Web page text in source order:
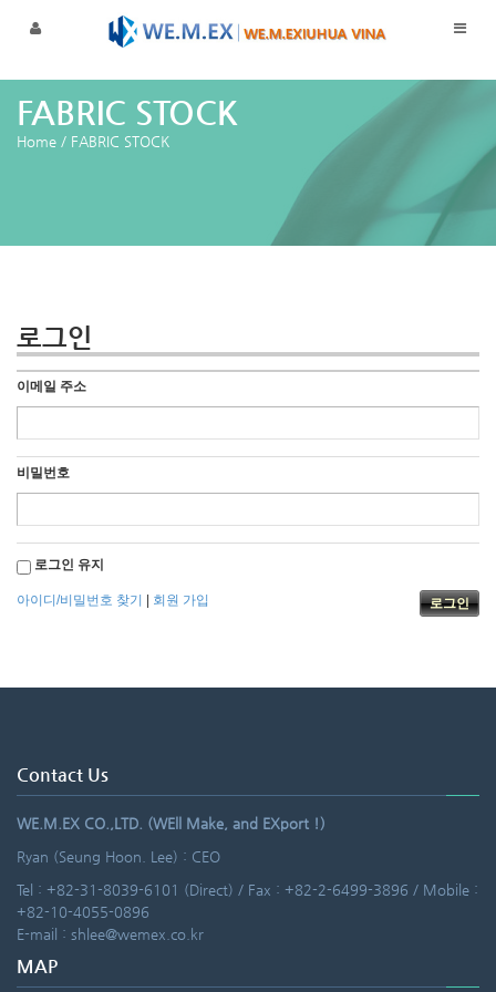
FABRIC STOCK
Home / FABRIC STOCK
로그인
이메일 주소
비밀번호
로그인 유지
아이디/비밀번호 찾기 회원 가입
Contact Us
WE.M.EX CO.,LTD. (WEll Make, and EXport !)
Ryan (Seung Hoon. Lee) : CEO
Tel : +82-31-8039-6101 (Direct) / Fax : +82-2-6499-3896 / Mobile :
+82-10-4055-0896
E-mail : shlee@wemex.co.kr
MAP